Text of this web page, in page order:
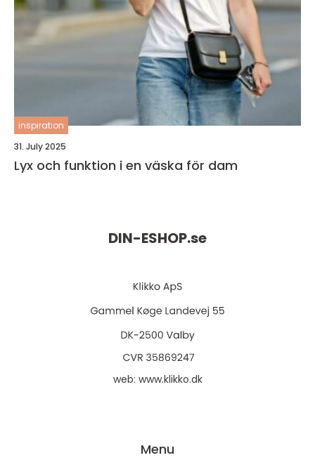
inspiration
31. July 2025
Lyx och funktion i en väska för dam
DIN-ESHOP.se
web: www.klikko.dk
Menu